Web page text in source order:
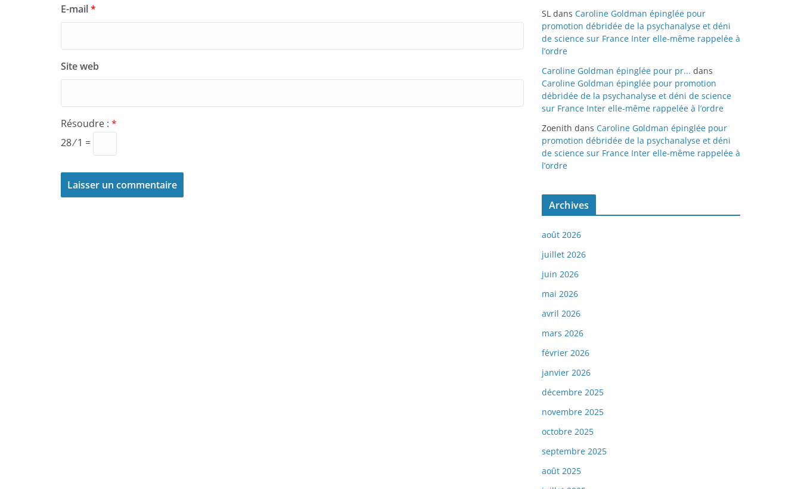
E-mail*
Site web
Résoudre : *
28 ⁄ 1 =
SL dans Caroline Goldman épinglée pour
promotion débridée de la psychanalyse et déni
de science sur France Inter elle-même rappelée à
l’ordre
Caroline Goldman épinglée pour pr... dans
Caroline Goldman épinglée pour promotion
débridée de la psychanalyse et déni de science
sur France Inter elle-même rappelée à l’ordre
Zoenith dans Caroline Goldman épinglée pour
promotion débridée de la psychanalyse et déni
de science sur France Inter elle-même rappelée à
l’ordre
Archives
août 2026
juillet 2026
juin 2026
mai 2026
avril 2026
mars 2026
février 2026
janvier 2026
décembre 2025
novembre 2025
octobre 2025
septembre 2025
août 2025